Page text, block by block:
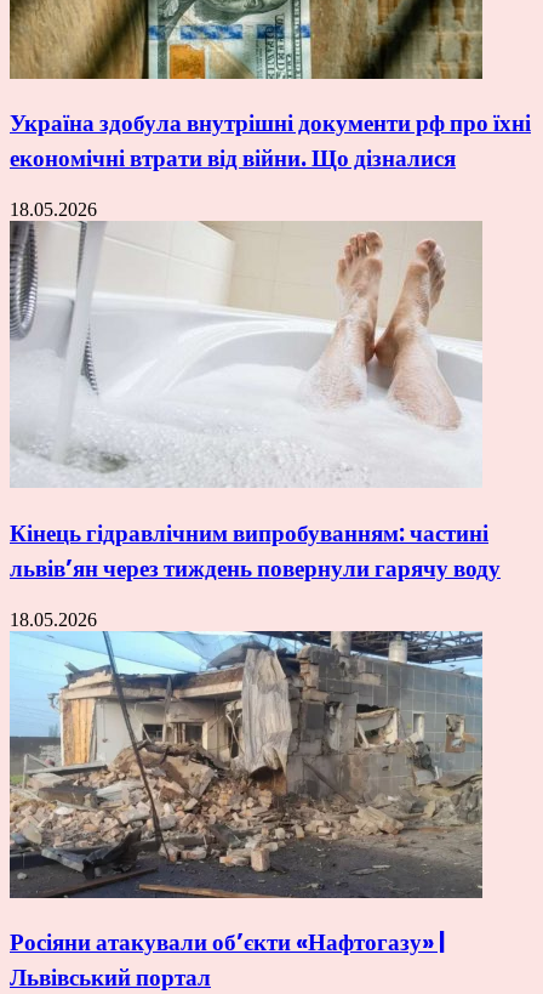
Україна здобула внутрішні документи рф про їхні
економічні втрати від війни. Що дізналися
18.05.2026
Кінець гідравлічним випробуванням: частині
львів’ян через тиждень повернули гарячу воду
18.05.2026
Росіяни атакували об’єкти «Нафтогазу» |
Львівський портал